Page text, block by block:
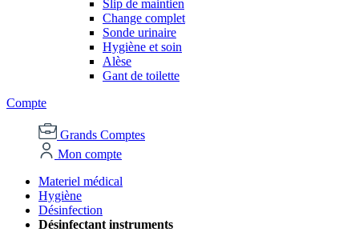
Slip de maintien
Change complet
Sonde urinaire
Hygiène et soin
Alèse
Gant de toilette
Compte
Grands Comptes
Mon compte
Materiel médical
Hygiène
Désinfection
Désinfectant instruments